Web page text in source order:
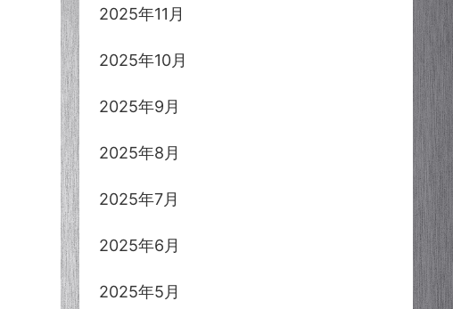
2025年11月
2025年10月
2025年9月
2025年8月
2025年7月
2025年6月
2025年5月